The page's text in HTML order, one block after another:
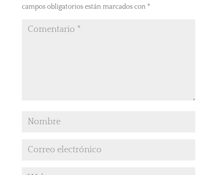
campos obligatorios están marcados con *